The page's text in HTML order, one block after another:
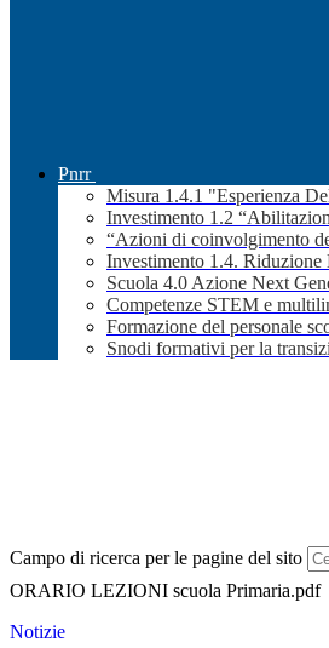
Pnrr
Misura 1.4.1 "Esperienza
Investimento 1.2
“Azioni di coinvolgimento
Investimento 1.4.
Scuola 4.0 Azione Next
Competenze STEM e
Formazione del personale
Snodi formativi per la
Campo di ricerca per le pagine del sito
ORARIO LEZIONI scuola Primaria.pdf
Notizie